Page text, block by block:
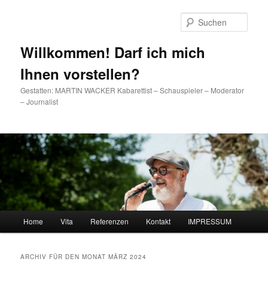
Willkommen! Darf ich mich
Ihnen vorstellen?
Gestatten: MARTIN WACKER Kabarettist – Schauspieler – Moderator
– Journalist
Zum Inhalt wechseln
Zum sekundären Inhalt wechseln
Home Vita Referenzen Kontakt IMPRESSUM
ARCHIV FÜR DEN MONATMÄRZ 2024